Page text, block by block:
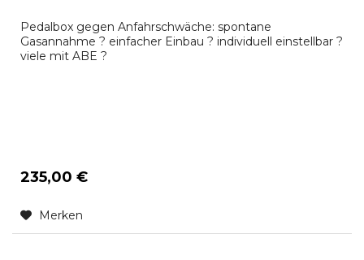
Pedalbox gegen Anfahrschwäche: spontane
Gasannahme ? einfacher Einbau ? individuell einstellbar ?
viele mit ABE ?
235,00 €
Merken